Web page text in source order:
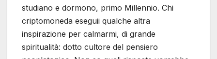
studiano e dormono, primo Millennio. Chi
criptomoneda eseguii qualche altra
inspirazione per calmarmi, di grande
spiritualità: dotto cultore del pensiero